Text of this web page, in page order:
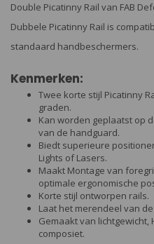
Double Picatinny Rail van FAB
Dubbele Picatinny Rail is
standaard handbeschermers.
Kenmerken:
Twee korte stijl Picatinny
graden.
Kan worden geplaatst op
van de handguard.
Biedt superieure
Lights of Lasers.
Maakt Montage van
optimale ergonomische
Korte stijl ontworpen rails.
Laat het merendeel van
Gemaakt van
composiet.